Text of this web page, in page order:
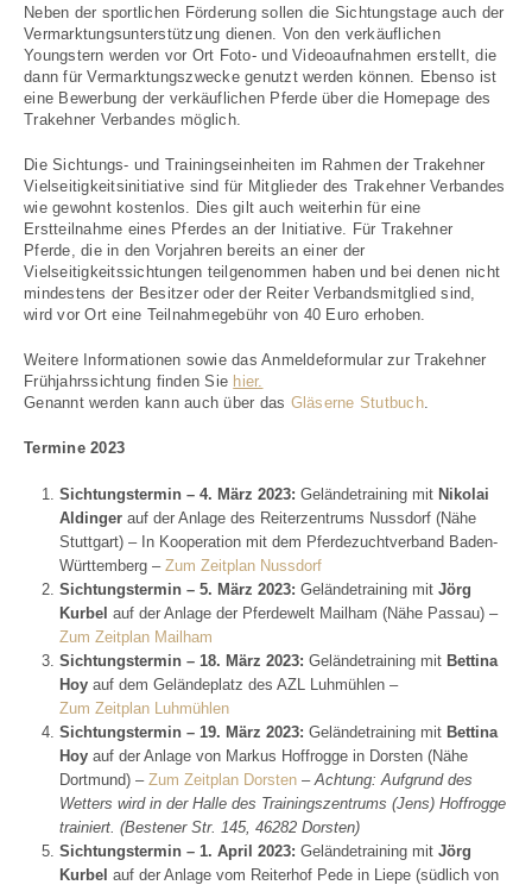
Neben der sportlichen Förderung sollen die Sichtungstage auch der
Vermarktungsunterstützung dienen. Von den verkäuflichen
Youngstern werden vor Ort Foto- und Videoaufnahmen erstellt, die
dann für Vermarktungszwecke genutzt werden können. Ebenso ist
eine Bewerbung der verkäuflichen Pferde über die Homepage des
Trakehner Verbandes möglich.
Die Sichtungs- und Trainingseinheiten im Rahmen der Trakehner
Vielseitigkeitsinitiative sind für Mitglieder des Trakehner Verbandes
wie gewohnt kostenlos. Dies gilt auch weiterhin für eine
Erstteilnahme eines Pferdes an der Initiative. Für Trakehner
Pferde, die in den Vorjahren bereits an einer der
Vielseitigkeitssichtungen teilgenommen haben und bei denen nicht
mindestens der Besitzer oder der Reiter Verbandsmitglied sind,
wird vor Ort eine Teilnahmegebühr von 40 Euro erhoben.
Weitere Informationen sowie das Anmeldeformular zur Trakehner
Frühjahrssichtung finden Sie hier.
Genannt werden kann auch über das Gläserne Stutbuch.
Termine 2023
Sichtungstermin – 4. März 2023: Geländetraining mit Nikolai
Aldinger auf der Anlage des Reiterzentrums Nussdorf (Nähe
Stuttgart) – In Kooperation mit dem Pferdezuchtverband Baden-
Württemberg – Zum Zeitplan Nussdorf
Sichtungstermin – 5. März 2023: Geländetraining mit Jörg
Kurbel auf der Anlage der Pferdewelt Mailham (Nähe Passau) –
Zum Zeitplan Mailham
Sichtungstermin – 18. März 2023: Geländetraining mit Bettina
Hoy auf dem Geländeplatz des AZL Luhmühlen –
Zum Zeitplan Luhmühlen
Sichtungstermin – 19. März 2023: Geländetraining mit Bettina
Hoy auf der Anlage von Markus Hoffrogge in Dorsten (Nähe
Dortmund) – Zum Zeitplan Dorsten – Achtung: Aufgrund des
Wetters wird in der Halle des Trainingszentrums (Jens) Hoffrogge
trainiert. (Bestener Str. 145, 46282 Dorsten)
Sichtungstermin – 1. April 2023: Geländetraining mit Jörg
Kurbel auf der Anlage vom Reiterhof Pede in Liepe (südlich von